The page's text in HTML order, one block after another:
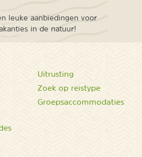
leuke aanbiedingen voor
in de natuur!
Uitrusting
Zoek op reistype
Groepsaccommodaties